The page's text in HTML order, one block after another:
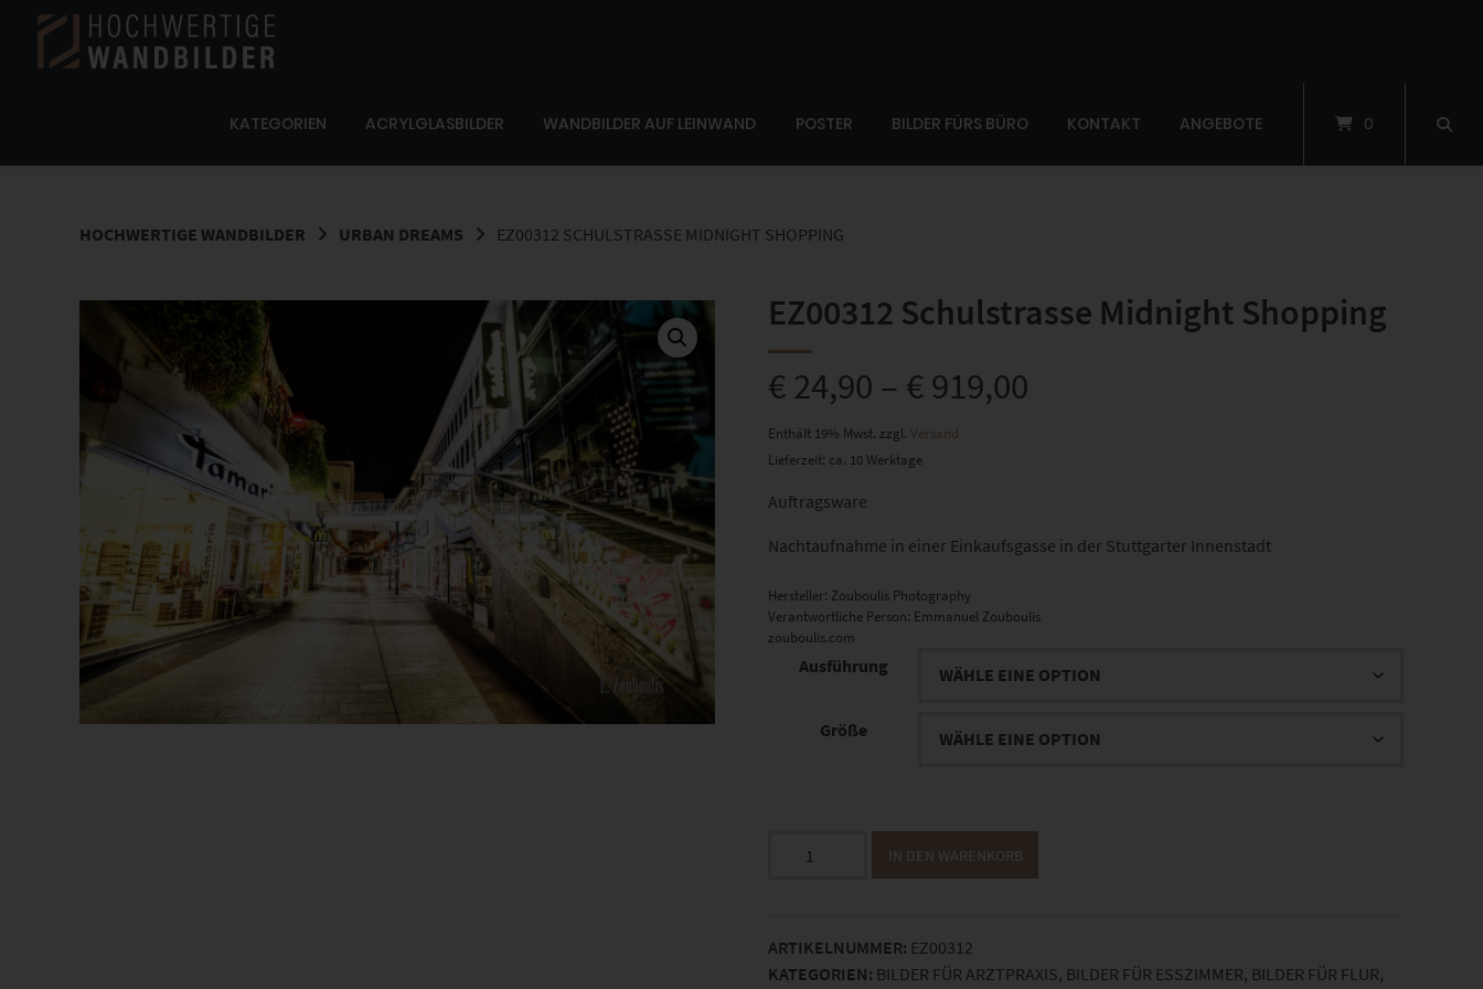
Springe
Inhalt
KATEGORIEN ACRYLGLASBILDER WANDBILDER AUF LEINWAND POSTER BILDER FÜRS BÜRO KONTAKT ANGEBOTE 0
HOCHWERTIGE WANDBILDER URBAN DREAMS EZ00312 SCHULSTRASSE MIDNIGHT SHOPPING
EZ00312 Schulstrasse Midnight Shopping
€24,90 – €919,00
Enthält 19% Mwst. zzgl. Versand
Lieferzeit: ca. 10 Werktage
Auftragsware
Nachtaufnahme in einer Einkaufsgasse in der Stuttgarter Innenstadt
Hersteller: Zouboulis Photography
Verantwortliche Person: Emmanuel Zouboulis
zouboulis.com
Ausführung
Größe
Menge
IN DEN WARENKORB
ARTIKELNUMMER: EZ00312
KATEGORIEN: BILDER FÜR ARZTPRAXIS, BILDER FÜR ESSZIMMER, BILDER FÜR FLUR,